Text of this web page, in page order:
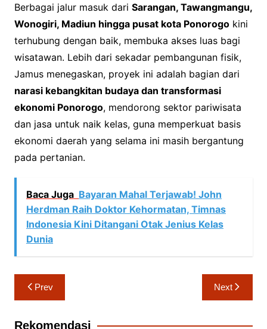
Berbagai jalur masuk dari Sarangan, Tawangmangu,
Wonogiri, Madiun hingga pusat kota Ponorogokini
terhubung dengan baik, membuka akses luas bagi
wisatawan. Lebih dari sekadar pembangunan fisik,
Jamus menegaskan, proyek ini adalah bagian dari
narasi kebangkitan budaya dan transformasi
ekonomi Ponorogo, mendorong sektor pariwisata
dan jasa untuk naik kelas, guna memperkuat basis
ekonomi daerah yang selama ini masih bergantung
pada pertanian.
Baca Juga Bayaran Mahal Terjawab! John
Herdman Raih Doktor Kehormatan, Timnas
Indonesia Kini Ditangani Otak Jenius Kelas
Dunia
Navigasi
pos
Prev Next
Rekomendasi